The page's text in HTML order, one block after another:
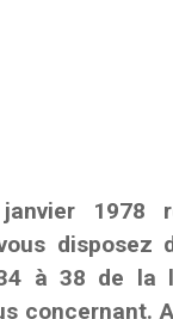
1978
disposez
à 38 de la
concernant.